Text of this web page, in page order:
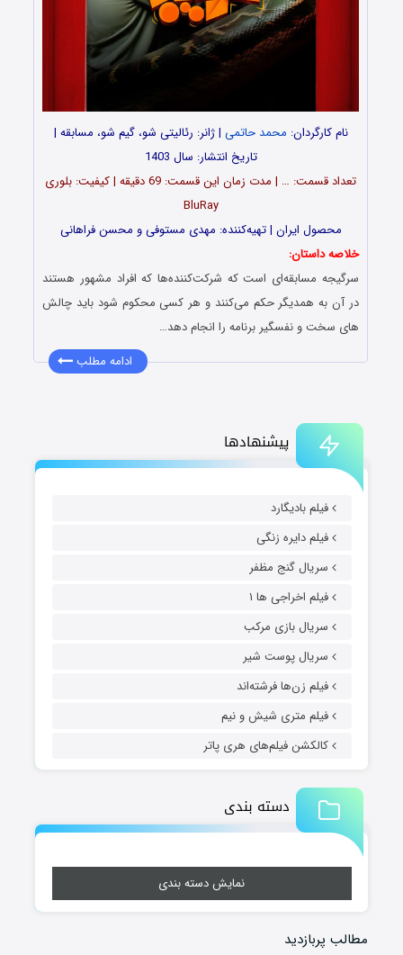
پیشنهادها
فیلم بادیگارد
فیلم دایره زنگی
سریال گنج مظفر
فیلم اخراجی ها ۱
سریال بازی مرکب
سریال پوست شیر
فیلم زن‌ها فرشته‌اند
فیلم متری شیش و نیم
کالکشن فیلم‌های هری پاتر
دسته بندی
نمایش دسته بندی
مطالب پربازدید
نام کارگردان: محمد حاتمی | ژانر: رئالیتی شو، گیم شو، مسابقه |
تاریخ انتشار: سال 1403
تعداد قسمت‌: … | مدت زمان این قسمت: 69 دقیقه | کیفیت: بلوری
BluRay
محصول ایران | تهیه‌کننده: مهدی مستوفی و محسن فراهانی
خلاصه داستان:
سرگیجه مسابقه‌ای است که شرکت­‌کننده­‌ها که افراد مشهور هستند
در آن به همدیگر حکم می‌کنند و هر کسی محکوم شود باید چالش­‌
های سخت و نفس­گیر برنامه را انجام دهد…
ادامه مطلب